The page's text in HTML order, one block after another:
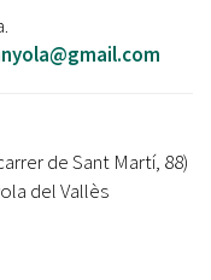
de Sant Martí, 88)
del Vallès